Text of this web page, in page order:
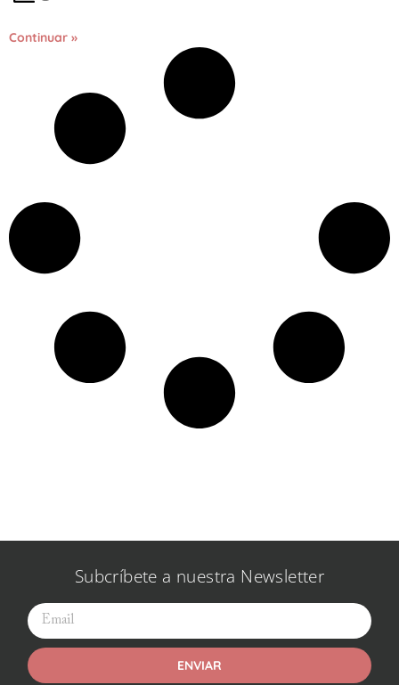
Continuar »
Subcríbete a nuestra Newsletter
ENVIAR